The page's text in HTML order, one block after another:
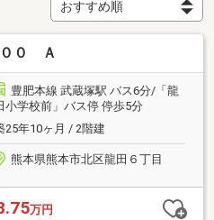
００ Ａ
豊肥本線 武蔵塚駅 バス6分/「龍
小学校前」バス停 停歩5分
25年10ヶ月 / 2階建
熊本県熊本市北区龍田６丁目
万円